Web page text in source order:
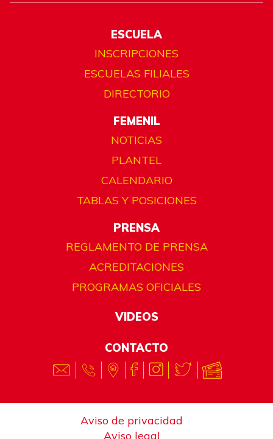
ESCUELA
INSCRIPCIONES
ESCUELAS FILIALES
DIRECTORIO
FEMENIL
NOTICIAS
PLANTEL
CALENDARIO
TABLAS Y POSICIONES
PRENSA
REGLAMENTO DE PRENSA
ACREDITACIONES
PROGRAMAS OFICIALES
VIDEOS
CONTACTO
Aviso de privacidad
Aviso legal